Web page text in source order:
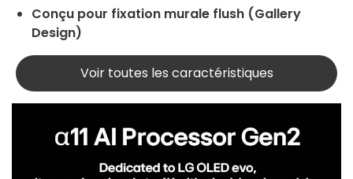
Conçu pour fixation murale flush (Gallery
Design)
Voir toutes les caractéristiques